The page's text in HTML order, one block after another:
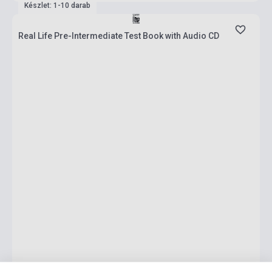
Készlet: 1-10 darab
Real Life Pre-Intermediate Test Book with Audio CD